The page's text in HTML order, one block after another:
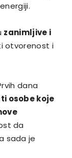
zanimljive i
otvorenost i
dana
osobe koje
da
sada je